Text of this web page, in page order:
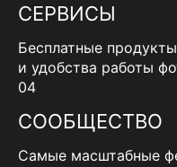
СЕРВИСЫ
Бесплатные
и удобства работы
04
СООБЩЕСТВО
Самые масштабные